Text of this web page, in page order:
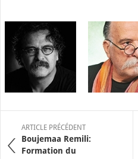
ARTICLE PRÉCÉDENT
Boujemaa Remili:
Formation du